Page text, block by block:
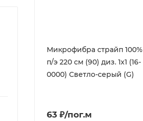
Микрофибра страйп 100%
п/э 220 см (90) диз. 1х1 (16-
0000) Светло-серый (G)
63 ₽/пог.м